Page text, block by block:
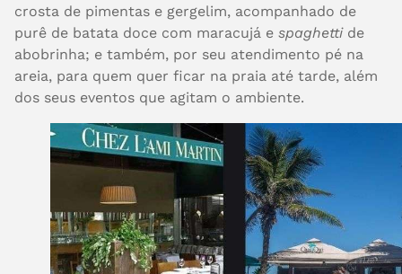
crosta de pimentas e gergelim, acompanhado de
purê de batata doce com maracujá e spaghettide
abobrinha; e também, por seu atendimento pé na
areia, para quem quer ficar na praia até tarde, além
dos seus eventos que agitam o ambiente.